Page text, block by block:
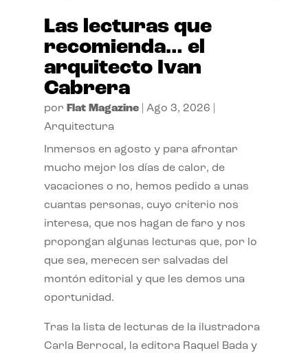
Las lecturas que
recomienda… el
arquitecto Ivan
Cabrera
por Flat Magazine| Ago 3, 2026
Arquitectura
Inmersos en agosto y para afrontar
mucho mejor los días de calor, de
vacaciones o no, hemos pedido a unas
cuantas personas, cuyo criterio nos
interesa, que nos hagan de faro y nos
propongan algunas lecturas que, por lo
que sea, merecen ser salvadas del
montón editorial y que les demos una
oportunidad.
Tras la lista de lecturas de la ilustradora
Carla Berrocal, la editora Raquel Bada y